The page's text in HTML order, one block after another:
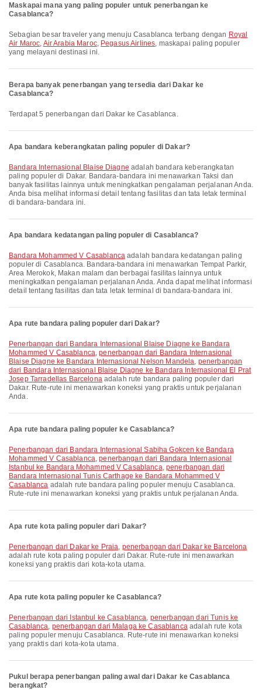
Maskapai mana yang paling populer untuk penerbangan ke
Casablanca?
Sebagian besar traveler yang menuju Casablanca terbang dengan Royal
Air Maroc, Air Arabia Maroc, Pegasus Airlines, maskapai paling populer
yang melayani destinasi ini.
Berapa banyak penerbangan yang tersedia dari Dakar ke
Casablanca?
Terdapat 5 penerbangan dari Dakar ke Casablanca.
Apa bandara keberangkatan paling populer di Dakar?
Bandara Internasional Blaise Diagne adalah bandara keberangkatan
paling populer di Dakar. Bandara-bandara ini menawarkan Taksi dan
banyak fasilitas lainnya untuk meningkatkan pengalaman perjalanan Anda.
Anda bisa melihat informasi detail tentang fasilitas dan tata letak terminal
di bandara-bandara ini.
Apa bandara kedatangan paling populer di Casablanca?
Bandara Mohammed V Casablanca adalah bandara kedatangan paling
populer di Casablanca. Bandara-bandara ini menawarkan Tempat Parkir,
Area Merokok, Makan malam dan berbagai fasilitas lainnya untuk
meningkatkan pengalaman perjalanan Anda. Anda dapat melihat informasi
detail tentang fasilitas dan tata letak terminal di bandara-bandara ini.
Apa rute bandara paling populer dari Dakar?
penerbangan dari Bandara Internasional Blaise Diagne ke Bandara
Mohammed V Casablanca,penerbangan dari Bandara Internasional
Blaise Diagne ke Bandara Internasional Nelson Mandela, penerbangan
dari Bandara Internasional Blaise Diagne ke Bandara Internasional El Prat
Josep Tarradellas Barcelonaadalah rute bandara paling populer dari
Dakar. Rute-rute ini menawarkan koneksi yang praktis untuk perjalanan
Anda.
Apa rute bandara paling populer ke Casablanca?
penerbangan dari Bandara Internasional Sabiha Gokcen ke Bandara
Mohammed V Casablanca,penerbangan dari Bandara Internasional
Istanbul ke Bandara Mohammed V Casablanca,penerbangan dari
Bandara Internasional Tunis Carthage ke Bandara Mohammed V
Casablanca adalah rute bandara paling populer menuju Casablanca.
Rute-rute ini menawarkan koneksi yang praktis untuk perjalanan Anda.
Apa rute kota paling populer dari Dakar?
penerbangan dari Dakar ke Praia, penerbangan dari Dakar ke Barcelona
adalah rute kota paling populer dari Dakar. Rute-rute ini menawarkan
koneksi yang praktis dari kota-kota utama.
Apa rute kota paling populer ke Casablanca?
penerbangan dari Istanbul ke Casablanca, penerbangan dari Tunis ke
Casablanca, penerbangan dari Malaga ke Casablancaadalah rute kota
paling populer menuju Casablanca. Rute-rute ini menawarkan koneksi
yang praktis dari kota-kota utama.
Pukul berapa penerbangan paling awal dari Dakar ke Casablanca
berangkat?